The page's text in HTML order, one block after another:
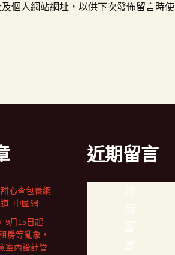
個人網站網址，以供下次發佈留言時使
心查包養網
_中國網
9月15日起
房等亂象，
室內設計管
近期留言
尚
無
留
言